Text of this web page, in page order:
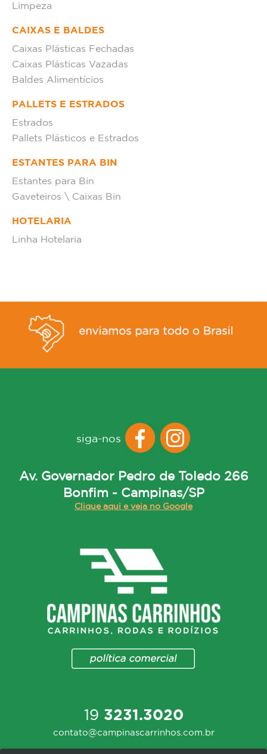
Limpeza
CAIXAS E BALDES
Caixas Plásticas Fechadas
Caixas Plásticas Vazadas
Baldes Alimentícios
PALLETS E ESTRADOS
Estrados
Pallets Plásticos e Estrados
ESTANTES PARA BIN
Estantes para Bin
Gaveteiros \ Caixas Bin
HOTELARIA
Linha Hotelaria
siga-nos
Av. Governador Pedro de Toledo 266
Bonfim - Campinas/SP
Clique aqui e veja no Google
19 3231.3020
contato@campinascarrinhos.com.br